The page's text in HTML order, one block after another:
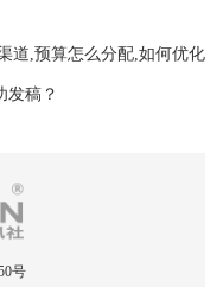
道,预算怎么分配,如何优化
发稿？
号